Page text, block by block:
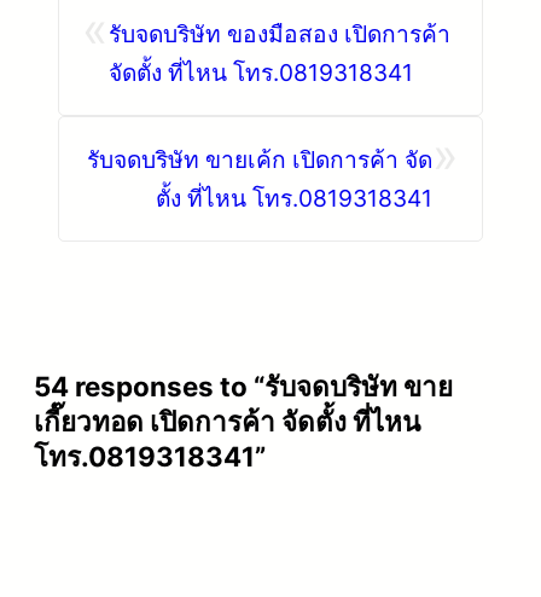
รับจดบริษัท ของมือสอง เปิดการค้า
จัดตั้ง ที่ไหน โทร.0819318341
รับจดบริษัท ขายเค้ก เปิดการค้า จัด
ตั้ง ที่ไหน โทร.0819318341
54 responses to “รับจดบริษัท ขาย
เกี๊ยวทอด เปิดการค้า จัดตั้ง ที่ไหน
โทร.0819318341”